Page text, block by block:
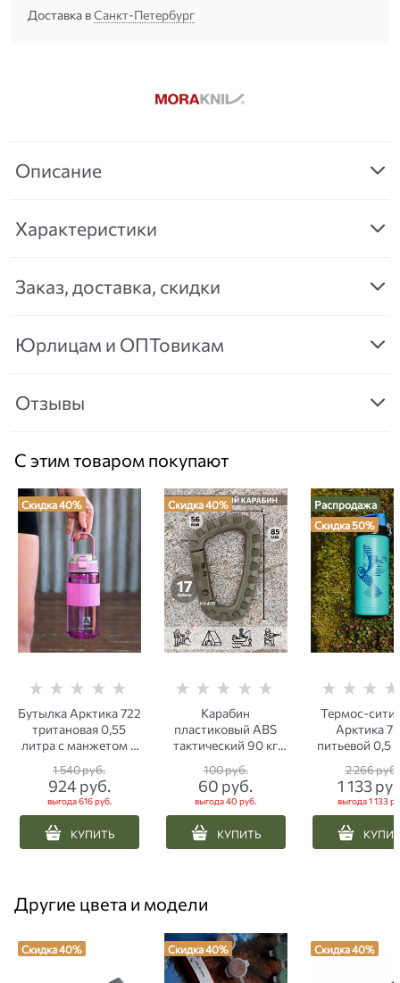
Доставка вСанкт-Петербург
Описание
Характеристики
Заказ, доставка, скидки
Юрлицам и ОПТовикам
Отзывы
С этим товаром покупают
Скидка 40%
Бутылка Арктика 722
тритановая 0,55
литра с манжетом и
лавандовая
1 540 руб.
924 руб.
выгода616 руб.
КУПИТЬ
Скидка 40%
Карабин
пластиковый ABS
тактический 90 кг
100 руб.
60 руб.
выгода40 руб.
КУПИТЬ
Распродажа
Скидка 50%
Термос-
Арктика
питьевой 0,5
2 266 руб.
1 133
выгода1 133
Другие цвета и модели
Скидка 40% Скидка 40% Скидка 40%